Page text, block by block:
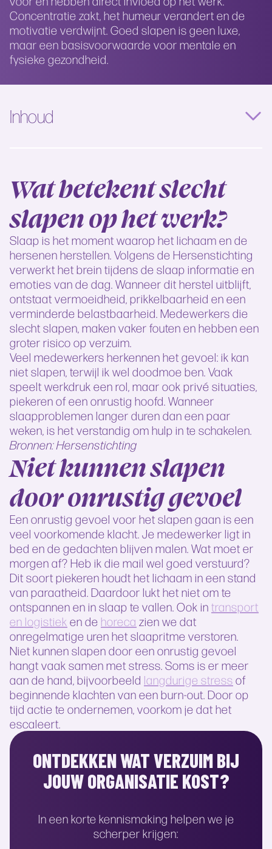
Concentratie zakt, het humeur verandert en de
motivatie verdwijnt. Goed slapen is geen luxe,
maar een basisvoorwaarde voor mentale en
fysieke gezondheid.
Inhoud
Wat betekent slecht
slapen op het werk?
Slaap is het moment waarop het lichaam en de
hersenen herstellen. Volgens de Hersenstichting
verwerkt het brein tijdens de slaap informatie en
emoties van de dag. Wanneer dit herstel uitblijft,
ontstaat vermoeidheid, prikkelbaarheid en een
verminderde belastbaarheid. Medewerkers die
slecht slapen, maken vaker fouten en hebben een
groter risico op verzuim.
Veel medewerkers herkennen het gevoel: ik kan
niet slapen, terwijl ik wel doodmoe ben. Vaak
speelt werkdruk een rol, maar ook privé situaties,
piekeren of een onrustig hoofd. Wanneer
slaapproblemen langer duren dan een paar
weken, is het verstandig om hulp in te schakelen.
Bronnen: Hersenstichting
Niet kunnen slapen
door onrustig gevoel
Een onrustig gevoel voor het slapen gaan is een
veel voorkomende klacht. Je medewerker ligt in
bed en de gedachten blijven malen. Wat moet er
morgen af? Heb ik die mail wel goed verstuurd?
Dit soort piekeren houdt het lichaam in een stand
van paraatheid. Daardoor lukt het niet om te
ontspannen en in slaap te vallen. Ook in transport
en logistiek en de horeca zien we dat
onregelmatige uren het slaapritme verstoren.
Niet kunnen slapen door een onrustig gevoel
hangt vaak samen met stress. Soms is er meer
aan de hand, bijvoorbeeld langdurige stress of
beginnende klachten van een burn-out. Door op
tijd actie te ondernemen, voorkom je dat het
escaleert.
ONTDEKKEN WAT VERZUIM BIJ
JOUW ORGANISATIE KOST?
In een korte kennismaking helpen we je
scherper krijgen: